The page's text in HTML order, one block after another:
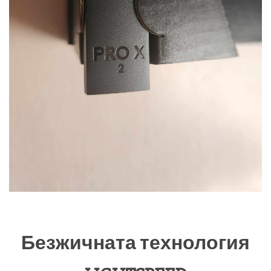
Безжичната технология